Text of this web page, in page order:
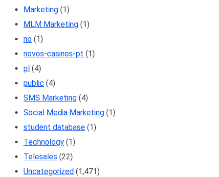
Marketing (1)
MLM Marketing (1)
no (1)
novos-casinos-pt (1)
pl (4)
public (4)
SMS Marketing (4)
Social Media Marketing (1)
student database (1)
Technology (1)
Telesales (22)
Uncategorized (1,471)